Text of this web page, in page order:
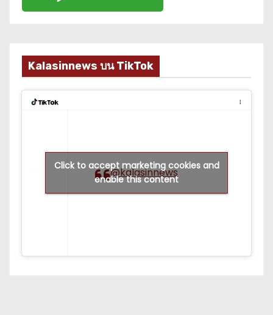
Kalasinnews บน TikTok
@kalasinnews
Click to accept marketing cookies and
enable this content